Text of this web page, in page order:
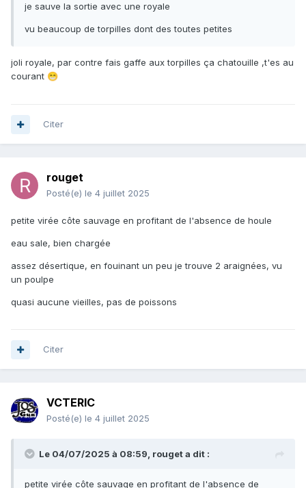
je sauve la sortie avec une royale
vu beaucoup de torpilles dont des toutes petites
joli royale, par contre fais gaffe aux torpilles ça chatouille ,t'es au
courant 😁
Citer
rouget
Posté(e) le 4 juillet 2025
petite virée côte sauvage en profitant de l'absence de houle
eau sale, bien chargée
assez désertique, en fouinant un peu je trouve 2 araignées, vu
un poulpe
quasi aucune vieilles, pas de poissons
Citer
VCTERIC
Posté(e) le 4 juillet 2025
Le 04/07/2025 à 08:59, rougeta dit :
petite virée côte sauvage en profitant de l'absence de